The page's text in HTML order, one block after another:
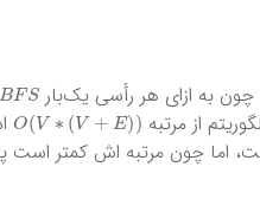
به ازای هر رأسی یک‌بار BFS
از مرتبه O(V∗(V+ E))
اما چون مرتبه اش کمتر است